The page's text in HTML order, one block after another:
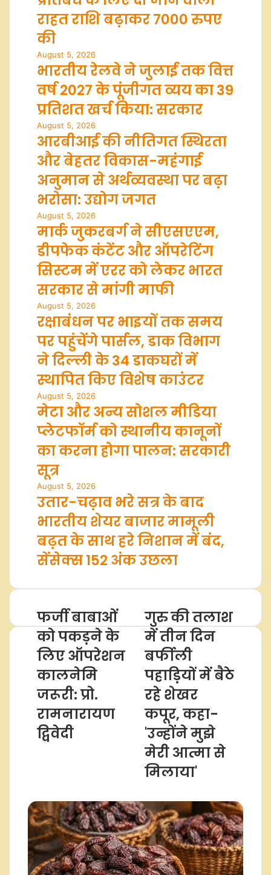
राहत राशि बढ़ाकर 7000 रुपए
की
August 5, 2026
भारतीय रेलवे ने जुलाई तक वित्त
वर्ष 2027 के पूंजीगत व्यय का 39
प्रतिशत खर्च किया: सरकार
August 5, 2026
आरबीआई की नीतिगत स्थिरता
और बेहतर विकास-महंगाई
अनुमान से अर्थव्यवस्था पर बढ़ा
भरोसा: उद्योग जगत
August 5, 2026
मार्क जुकरबर्ग ने सीएसएएम,
डीपफेक कंटेंट और ऑपरेटिंग
सिस्टम में एरर को लेकर भारत
सरकार से मांगी माफी
August 5, 2026
रक्षाबंधन पर भाइयों तक समय
पर पहुंचेंगे पार्सल, डाक विभाग
ने दिल्ली के 34 डाकघरों में
स्थापित किए विशेष काउंटर
August 5, 2026
मेटा और अन्य सोशल मीडिया
प्लेटफॉर्म को स्थानीय कानूनों
का करना होगा पालन: सरकारी
सूत्र
August 5, 2026
उतार-चढ़ाव भरे सत्र के बाद
भारतीय शेयर बाजार मामूली
बढ़त के साथ हरे निशान में बंद,
सेंसेक्स 152 अंक उछला
फर्जी बाबाओं
को पकड़ने के
लिए ऑपरेशन
कालनेमि
जरूरी: प्रो.
रामनारायण
द्विवेदी
गुरु की तलाश
में तीन दिन
बर्फीली
पहाड़ियों में बैठे
रहे शेखर
कपूर, कहा-
'उन्होंने मुझे
मेरी आत्मा से
मिलाया'